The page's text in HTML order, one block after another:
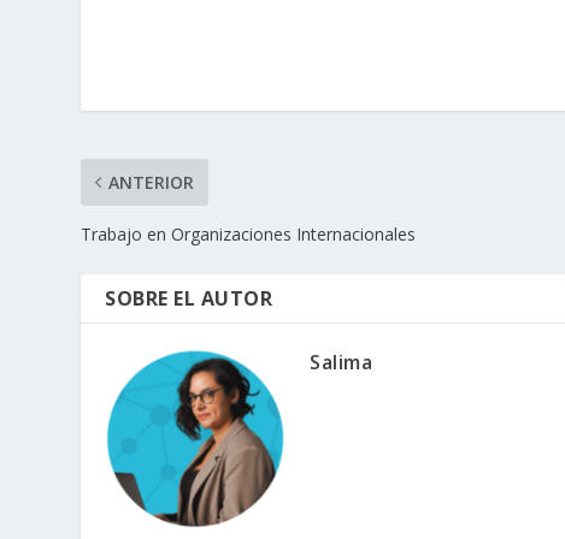
ANTERIOR
Trabajo en Organizaciones Internacionales
SOBRE EL AUTOR
Salima